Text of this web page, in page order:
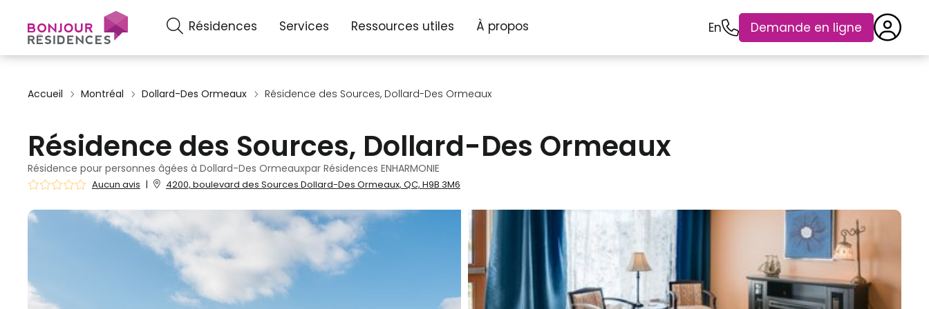
Résidences Services Ressources utiles À propos En Demande en ligne
Accueil Montréal Dollard-Des Ormeaux Résidence des Sources, Dollard-Des Ormeaux
Résidence des Sources, Dollard-Des Ormeaux
Résidence pour personnes âgées à Dollard-Des Ormeauxpar Résidences ENHARMONIE
Aucun avis | 4200, boulevard des Sources Dollard-Des Ormeaux, QC, H9B 3M6